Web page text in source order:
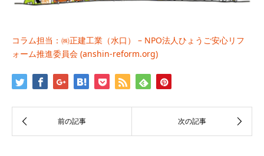
コラム担当：㈱正建工業（水口） – NPO法人ひょうご安心リフ
ォーム推進委員会 (anshin-reform.org)